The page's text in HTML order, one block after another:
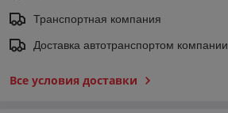
Транспортная компания
Доставка автотранспортом компании
Все условия доставки